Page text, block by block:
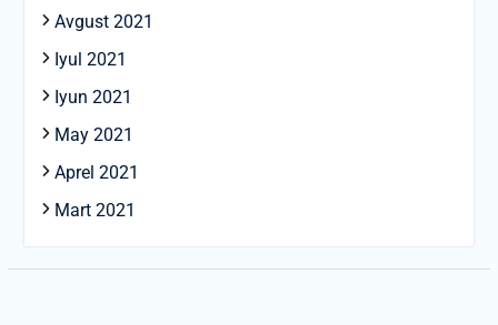
Avgust 2021
Iyul 2021
Iyun 2021
May 2021
Aprel 2021
Mart 2021